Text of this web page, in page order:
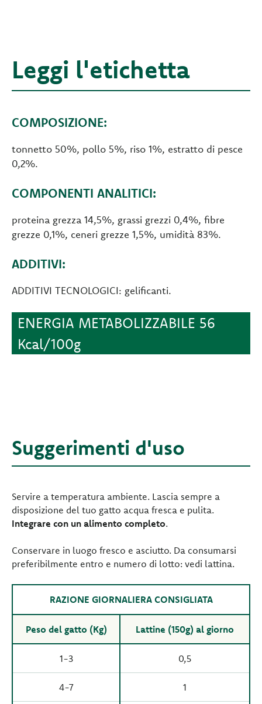
Leggi l'etichetta
COMPOSIZIONE:
tonnetto 50%, pollo 5%, riso 1%, estratto di pesce
0,2%.
COMPONENTI ANALITICI:
proteina grezza 14,5%, grassi grezzi 0,4%, fibre
grezze 0,1%, ceneri grezze 1,5%, umidità 83%.
ADDITIVI:
ADDITIVI TECNOLOGICI: gelificanti.
ENERGIA METABOLIZZABILE 56
Kcal/100g
Suggerimenti d'uso
Servire a temperatura ambiente. Lascia sempre a
disposizione del tuo gatto acqua fresca e pulita.
Integrare con un alimento completo.
Conservare in luogo fresco e asciutto. Da consumarsi
preferibilmente entro e numero di lotto: vedi lattina.
RAZIONE GIORNALIERA CONSIGLIATA
Peso del gatto (Kg) Lattine (150g) al giorno
1-3 0,5
4-7 1